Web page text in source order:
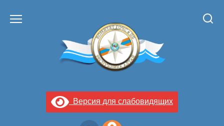
Версия для слабовидящих